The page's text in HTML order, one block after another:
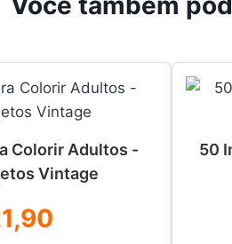
Colorir Adultos -
Vintage
50